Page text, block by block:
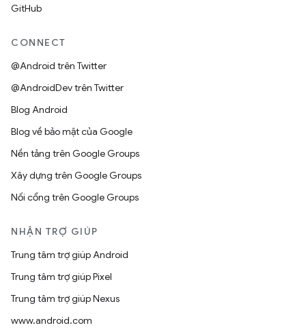
GitHub
CONNECT
@Android trên Twitter
@AndroidDev trên Twitter
Blog Android
Blog về bảo mật của Google
Nền tảng trên Google Groups
Xây dựng trên Google Groups
Nối cổng trên Google Groups
NHẬN TRỢ GIÚP
Trung tâm trợ giúp Android
Trung tâm trợ giúp Pixel
Trung tâm trợ giúp Nexus
www.android.com